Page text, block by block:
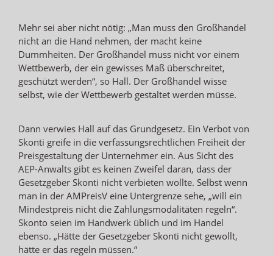
Mehr sei aber nicht nötig: „Man muss den Großhandel
nicht an die Hand nehmen, der macht keine
Dummheiten. Der Großhandel muss nicht vor einem
Wettbewerb, der ein gewisses Maß überschreitet,
geschützt werden“, so Hall. Der Großhandel wisse
selbst, wie der Wettbewerb gestaltet werden müsse.
Dann verwies Hall auf das Grundgesetz. Ein Verbot von
Skonti greife in die verfassungsrechtlichen Freiheit der
Preisgestaltung der Unternehmer ein. Aus Sicht des
AEP-Anwalts gibt es keinen Zweifel daran, dass der
Gesetzgeber Skonti nicht verbieten wollte. Selbst wenn
man in der AMPreisV eine Untergrenze sehe, „will ein
Mindestpreis nicht die Zahlungsmodalitäten regeln“.
Skonto seien im Handwerk üblich und im Handel
ebenso. „Hätte der Gesetzgeber Skonti nicht gewollt,
hätte er das regeln müssen.“